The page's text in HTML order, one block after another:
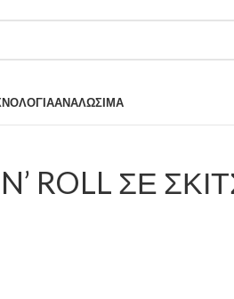
ΑΝΑΛΩΣΙΜΑ
ROLL ΣΕ